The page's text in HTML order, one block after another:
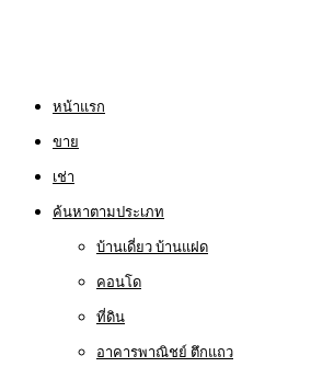
หน้าแรก
ขาย
เช่า
ค้นหาตามประเภท
บ้านเดี่ยว บ้านแฝด
คอนโด
ที่ดิน
อาคารพาณิชย์ ตึกแถว